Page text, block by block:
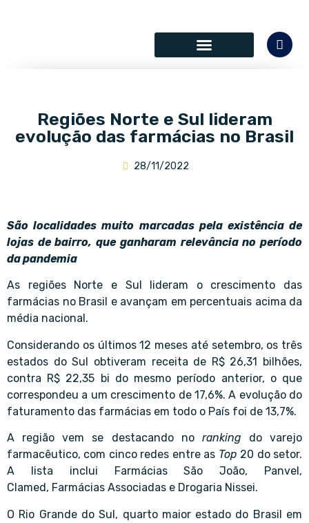
Regiões Norte e Sul lideram
evolução das farmácias no Brasil
28/11/2022
São localidades muito marcadas pela existência de
lojas de bairro, que ganharam relevância no período
da pandemia
As regiões Norte e Sul lideram o crescimento das
farmácias no Brasil e avançam em percentuais acima da
média nacional.
Considerando os últimos 12 meses até setembro, os três
estados do Sul obtiveram receita de R$ 26,31 bilhões,
contra R$ 22,35 bi do mesmo período anterior, o que
correspondeu a um crescimento de 17,6%. A evolução do
faturamento das farmácias em todo o País foi de 13,7%.
A região vem se destacando no ranking do varejo
farmacêutico, com cinco redes entre as Top 20 do setor.
A lista inclui
Farmácias São João, Panvel,
Clamed, Farmácias Associadas e Drogaria Nissei.
O Rio Grande do Sul, quarto maior estado do Brasil em